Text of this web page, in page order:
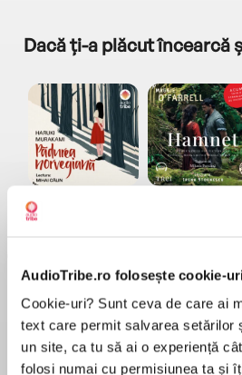
AudioTribe.ro folosește cookie-
Cookie-uri? Sunt ceva de care ai
text care permit salvarea setărilor
un site, ca tu să ai o experiență
folosi numai cu permisiunea ta și
Dacă ți-a plăcut încearcă
Pădurea norvegiană
Elita de Argint (Elita
Diavolul se